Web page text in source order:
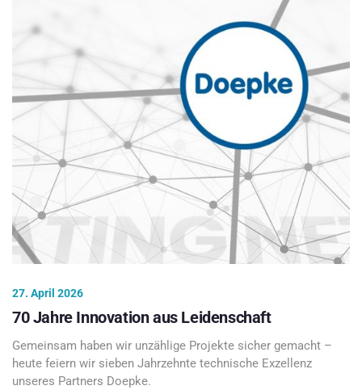
27. April 2026
70 Jahre Innovation aus Leidenschaft
Gemeinsam haben wir unzählige Projekte sicher gemacht –
heute feiern wir sieben Jahrzehnte technische Exzellenz
unseres Partners Doepke.